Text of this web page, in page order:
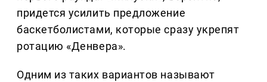
придется усилить предложение
баскетболистами, которые сразу укрепят
ротацию «Денвера».
Одним из таких вариантов называют